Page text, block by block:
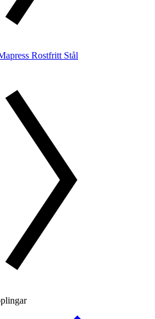
Rostfritt Stål